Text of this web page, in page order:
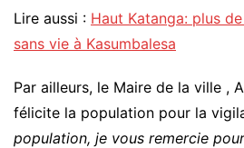
Lire aussi : Haut Katanga: plus
sans vie à Kasumbalesa
Par ailleurs, le Maire de la ville ,
félicite la population pour la
population, je vous remercie